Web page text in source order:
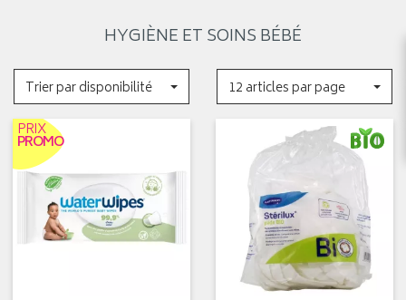
HYGIÈNE ET SOINS BÉBÉ
Trier par disponibilité
12 articles par page
PRIX
PROMO